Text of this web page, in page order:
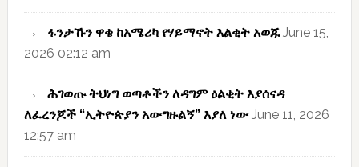
ፋንታኹን ዋቄ ከአሜሪካ የሃይማኖት እልቂት አወጁ June 15,
2026 02:12 am
ሕገወጡ ትህነግ ወጣቶችን ለዳግም ዕልቂት እያሰናዳ
ለፈረንጆች “ኢትዮጵያን አውግዙልኝ” እያለ ነው June 11, 2026
12:57 am